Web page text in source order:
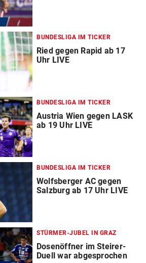
BUNDESLIGA IM TICKER
Ried gegen Rapid ab 17
Uhr LIVE
BUNDESLIGA IM TICKER
Austria Wien gegen LASK
ab 19 Uhr LIVE
BUNDESLIGA IM TICKER
Wolfsberger AC gegen
Salzburg ab 17 Uhr LIVE
STÜRMER-JUBEL IN GRAZ
Dosenöffner im Steirer-
Duell war abgesprochen